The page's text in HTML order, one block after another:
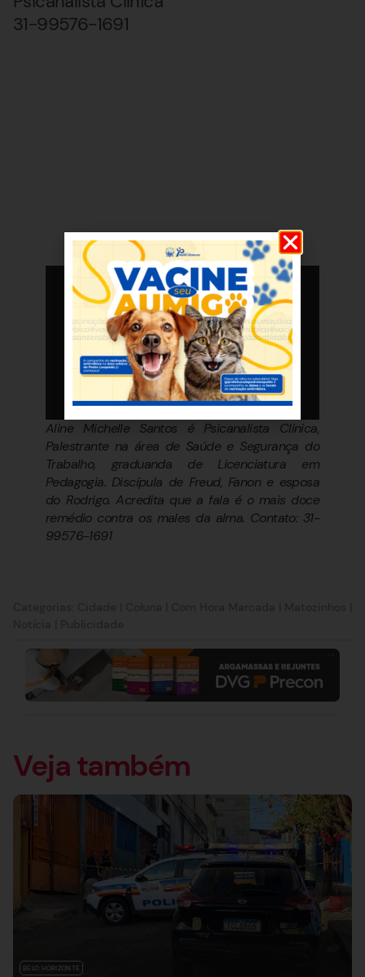
31-99576-1691
Aline Michelle Santos é Psicanalista Clinica,
Palestrante na área de Saúde e Segurança do
Trabalho, graduanda de Licenciatura em
Pedagogia. Discípula de Freud, Fanon e esposa
do Rodrigo. Acredita que a fala é o mais doce
remédio contra os males da alma. Contato: 31-
99576-1691
Veja também
BELO HORIZONTE